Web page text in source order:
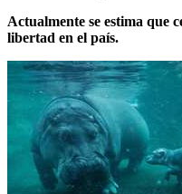
Actualmente se estima que
libertad en el país.